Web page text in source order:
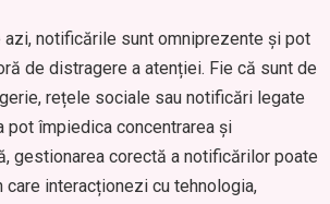
azi, notificările sunt omniprezente și pot
de distragere a atenției. Fie că sunt de
rețele sociale sau notificări legate
pot împiedica concentrarea și
gestionarea corectă a notificărilor poate
care interacționezi cu tehnologia,